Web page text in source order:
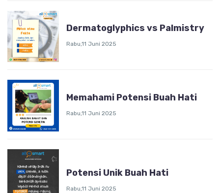
Dermatoglyphics vs Palmistry
Rabu,11 Juni 2025
Memahami Potensi Buah Hati
Rabu,11 Juni 2025
Potensi Unik Buah Hati
Rabu,11 Juni 2025